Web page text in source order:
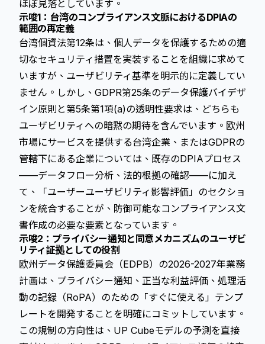
ほぼ見落としています。
示唆1：台湾のコンプライアンス文脈におけるDPIAの
範囲の再定義
台湾個資法第12条は、個人データを保護するための適
切なセキュリティ措置を実装することを組織に求めて
いますが、ユーザビリティ基準を明示的に定義してい
ません。しかし、GDPR第25条のデータ保護バイデザ
イン原則と第5条第1項(a)の透明性要求は、どちらも
ユーザビリティへの暗黙の期待を含んでいます。欧州
市場にサービスを提供する台湾企業、またはGDPRの
管轄下にある企業については、既存のDPIAプロセス
——データフロー分析、法的根拠の確認——に加え
て、「ユーザーユーザビリティ影響評価」のセクショ
ンを統合することが、防御可能なコンプライアンス文
書作成の必要な要素となっています。
示唆2：プライバシー通知と同意メカニズムのユーザビ
リティ証拠としての役割
欧州データ保護委員会（EDPB）の2026-2027年業務
計画は、プライバシー通知、正当な利益評価、処理活
動の記録（RoPA）のための「すぐに使える」テンプ
レートを開発することを明確にコミットしています。
この規制の方向性は、UP Cubeモデルの予測を直接